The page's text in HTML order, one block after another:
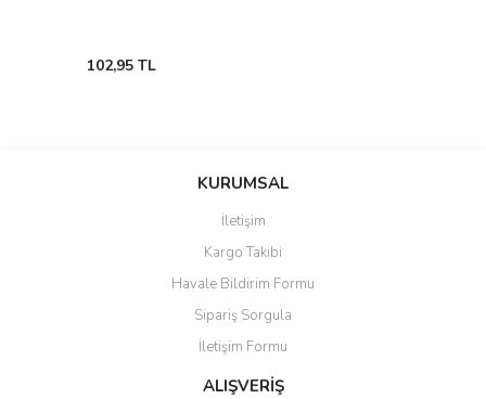
102,95 TL
KURUMSAL
İletişim
Kargo Takibi
Havale Bildirim Formu
Sipariş Sorgula
İletişim Formu
ALIŞVERİŞ